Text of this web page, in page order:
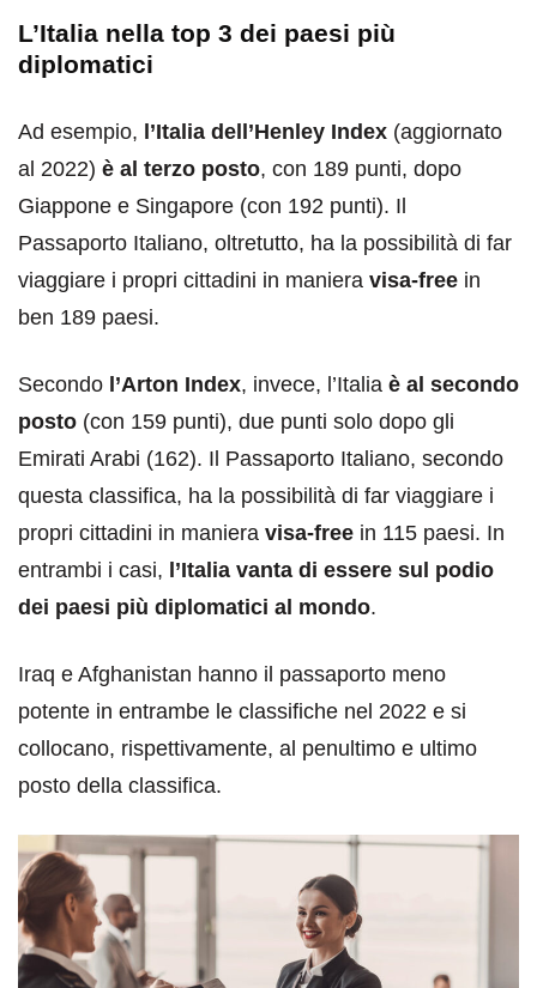
L’Italia nella top 3 dei paesi più
diplomatici
Ad esempio, l’Italia dell’Henley Index (aggiornato
al 2022) è al terzo posto, con 189 punti, dopo
Giappone e Singapore (con 192 punti). Il
Passaporto Italiano, oltretutto, ha la possibilità di far
viaggiare i propri cittadini in maniera visa-free in
ben 189 paesi.
Secondo l’Arton Index, invece, l’Italia è al secondo
posto (con 159 punti), due punti solo dopo gli
Emirati Arabi (162). Il Passaporto Italiano, secondo
questa classifica, ha la possibilità di far viaggiare i
propri cittadini in maniera visa-free in 115 paesi. In
entrambi i casi, l’Italia vanta di essere sul podio
dei paesi più diplomatici al mondo.
Iraq e Afghanistan hanno il passaporto meno
potente in entrambe le classifiche nel 2022 e si
collocano, rispettivamente, al penultimo e ultimo
posto della classifica.